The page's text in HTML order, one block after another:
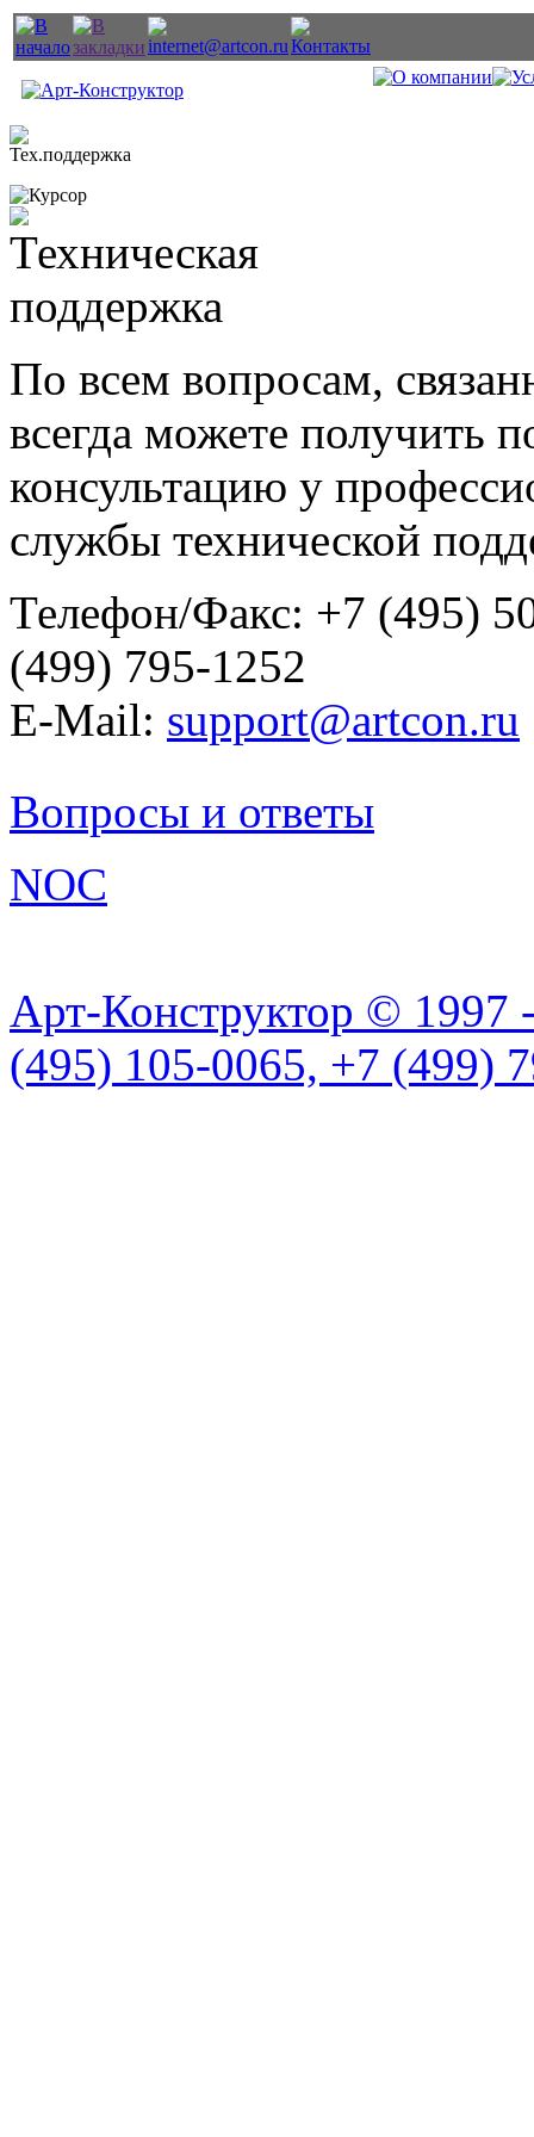
По всем вопросам,
всегда можете получить
консультацию у
службы технической
Телефон/Факс: +7 (495)
(499) 795-1252
E-Mail: support@artcon.ru
Вопросы и ответы
NOC
Арт-Конструктор © 1997
(495) 105-0065, +7 (499)